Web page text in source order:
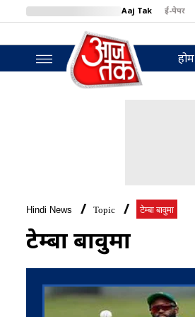
Aaj Tak ई-पेपर
BT Bazaar
होम
Hindi News Topic टेम्बा बावुमा
टेम्बा बावुमा